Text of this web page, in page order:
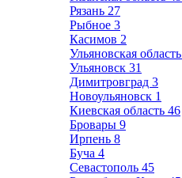
Рязань 27
Рыбное 3
Касимов 2
Ульяновская область
Ульяновск 31
Димитровград 3
Новоульяновск 1
Киевская область 46
Бровары 9
Ирпень 8
Буча 4
Севастополь 45